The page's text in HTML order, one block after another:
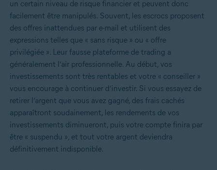
un certain niveau de risque financier et peuvent donc
facilement être manipulés. Souvent, les escrocs proposent
des offres inattendues par e-mail et utilisent des
expressions telles que « sans risque » ou « offre
privilégiée ». Leur fausse plateforme de trading a
généralement l’air professionnelle. Au début, vos
investissements sont très rentables et votre « conseiller »
vous encourage à continuer d’investir. Si vous essayez de
retirer l’argent que vous avez gagné, des frais cachés
apparaîtront soudainement, les rendements de vos
investissements diminueront, puis votre compte finira par
être « suspendu », et tout votre argent deviendra
définitivement indisponible.